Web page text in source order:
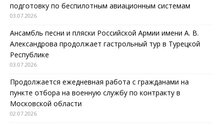
подготовку по беспилотным авиационным системам
03.07.2026
Ансамбль песни и пляски Российской Армии имени А. В.
Александрова продолжает гастрольный тур в Турецкой
Республике
03.07.2026
Продолжается ежедневная работа с гражданами на
пункте отбора на военную службу по контракту в
Московской области
02.07.2026